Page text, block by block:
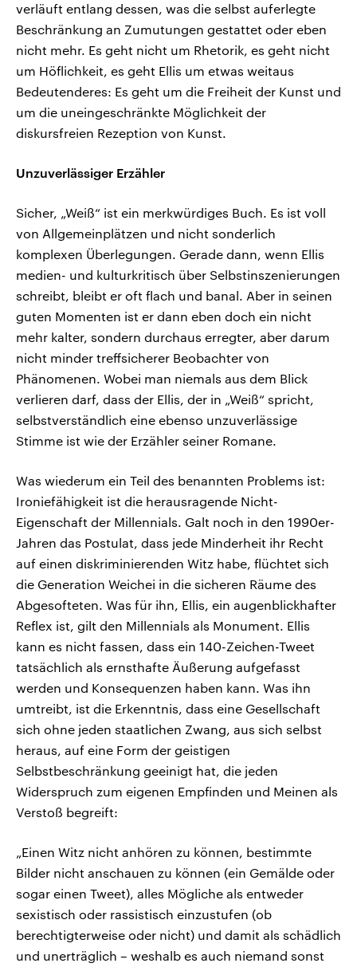
verläuft entlang dessen, was die selbst auferlegte
Beschränkung an Zumutungen gestattet oder eben
nicht mehr. Es geht nicht um Rhetorik, es geht nicht
um Höflichkeit, es geht Ellis um etwas weitaus
Bedeutenderes: Es geht um die Freiheit der Kunst und
um die uneingeschränkte Möglichkeit der
diskursfreien Rezeption von Kunst.
Unzuverlässiger Erzähler
Sicher, „Weiß“ ist ein merkwürdiges Buch. Es ist voll
von Allgemeinplätzen und nicht sonderlich
komplexen Überlegungen. Gerade dann, wenn Ellis
medien- und kulturkritisch über Selbstinszenierungen
schreibt, bleibt er oft flach und banal. Aber in seinen
guten Momenten ist er dann eben doch ein nicht
mehr kalter, sondern durchaus erregter, aber darum
nicht minder treffsicherer Beobachter von
Phänomenen. Wobei man niemals aus dem Blick
verlieren darf, dass der Ellis, der in „Weiß“ spricht,
selbstverständlich eine ebenso unzuverlässige
Stimme ist wie der Erzähler seiner Romane.
Was wiederum ein Teil des benannten Problems ist:
Ironiefähigkeit ist die herausragende Nicht-
Eigenschaft der Millennials. Galt noch in den 1990er-
Jahren das Postulat, dass jede Minderheit ihr Recht
auf einen diskriminierenden Witz habe, flüchtet sich
die Generation Weichei in die sicheren Räume des
Abgesofteten. Was für ihn, Ellis, ein augenblickhafter
Reflex ist, gilt den Millennials als Monument. Ellis
kann es nicht fassen, dass ein 140-Zeichen-Tweet
tatsächlich als ernsthafte Äußerung aufgefasst
werden und Konsequenzen haben kann. Was ihn
umtreibt, ist die Erkenntnis, dass eine Gesellschaft
sich ohne jeden staatlichen Zwang, aus sich selbst
heraus, auf eine Form der geistigen
Selbstbeschränkung geeinigt hat, die jeden
Widerspruch zum eigenen Empfinden und Meinen als
Verstoß begreift:
„Einen Witz nicht anhören zu können, bestimmte
Bilder nicht anschauen zu können (ein Gemälde oder
sogar einen Tweet), alles Mögliche als entweder
sexistisch oder rassistisch einzustufen (ob
berechtigterweise oder nicht) und damit als schädlich
und unerträglich – weshalb es auch niemand sonst